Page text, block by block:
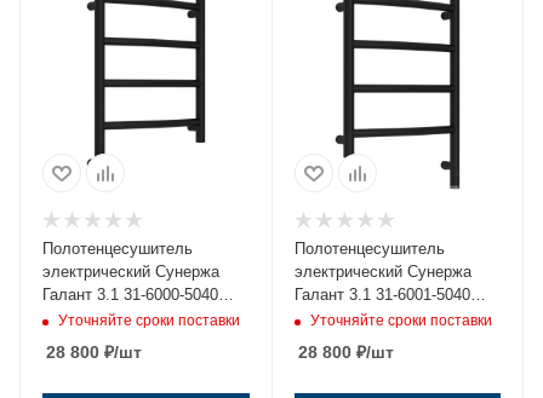
Полотенцесушитель
электрический Сунержа
Галант 3.1 31-6000-5040
40х50 черный
Уточняйте сроки поставки
28 800 ₽/шт
Полотенцесушитель
электрический Сунержа
Галант 3.1 31-6001-5040
40х50 черный
Уточняйте сроки поставки
28 800₽/шт